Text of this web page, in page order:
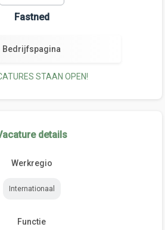
Fastned
Bedrijfspagina
STAAN OPEN!
details
Werkregio
Internationaal
Functie